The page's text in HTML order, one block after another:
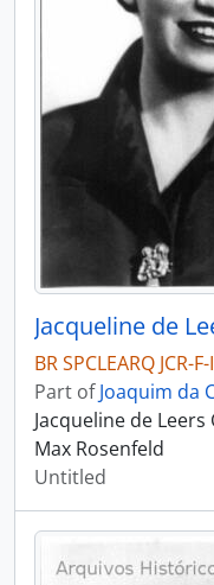
Jacqueline de
BR SPCLEARQ JCR-
Part ofJoaquim da
Jacqueline de
Max Rosenfeld
Untitled